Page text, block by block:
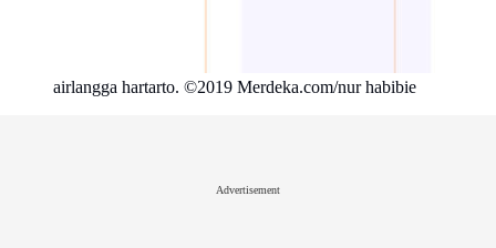
airlangga hartarto. ©2019 Merdeka.com/nur habibie
Advertisement